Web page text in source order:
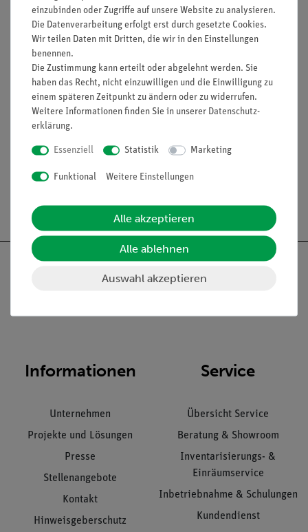
PEM Netzgerät (06712-00)
Bananenstecker-Adapter 2mm auf 4mm (06712-01)
Silikonschlauch (39292-00)
Schlauchklemme (43631-10)
Zubehör
Versandkostenfrei ab 300,- €
Informationen
Unternehmen
Projekte und Lösungen
Presse
Stellenangebote
Kontakt
Hinweisgeberschutz
Service
Übersicht Service
Beratung & Showroom
Inventarisierungs- &
Einräumservice
Inbetriebnahme & Schulungen
Kundendienst
einzubinden oder Zugriffe auf unsere Website zu analysieren.
Die Datenverarbeitung erfolgt erst durch gesetzte Cookies.
Wir teilen Daten mit Dritten, die wir in den Einstellungen
benennen.
Die Zustimmung kann erteilt oder abgelehnt werden. Sie
haben das Recht, nicht einzuwilligen und die Einwilligung zu
einem späteren Zeitpunkt zu ändern oder zu widerrufen.
Weitere Informationen finden Sie in unserer Daten­schutz­
erklärung.
Essenziell Statistik Marketing
Funktional Weitere Einstellungen
Alle akzeptieren
Alle ablehnen
Auswahl akzeptieren